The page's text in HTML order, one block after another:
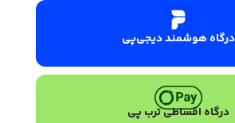
درگاه هوشمند دیجی‌پی
درگاه اقساطی ترب پی